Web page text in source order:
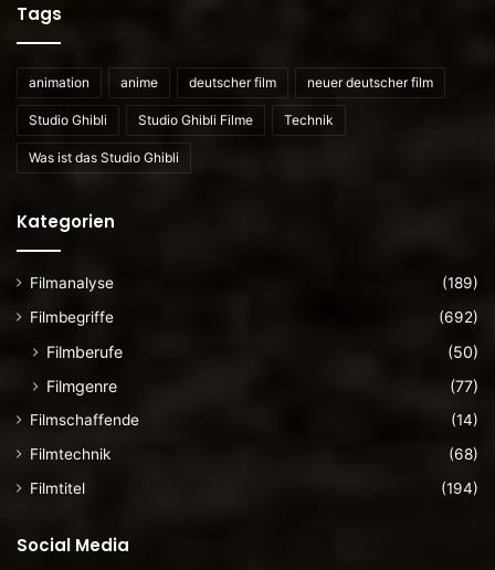
Tags
animation anime deutscher film neuer deutscher film
Studio Ghibli Studio Ghibli Filme Technik
Was ist das Studio Ghibli
Kategorien
Filmanalyse
(189)
Filmbegriffe
(692)
Filmberufe
(50)
Filmgenre
(77)
Filmschaffende
(14)
Filmtechnik
(68)
Filmtitel
(194)
Social Media